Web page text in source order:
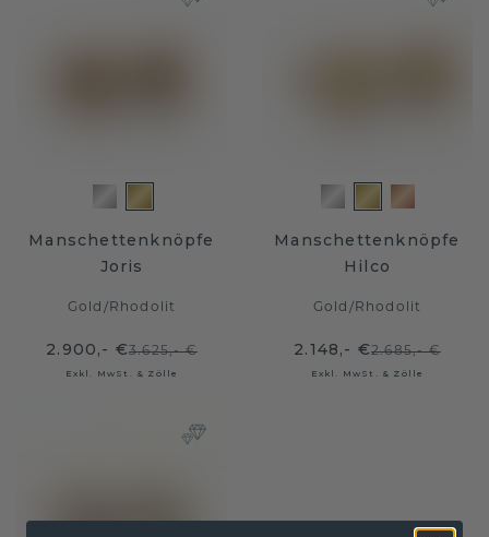
Manschettenknöpfe
Joris
Gold / Rhodolit
2.900,- €3.625,- €
Exkl. MwSt. & Zölle
Manschettenknöpfe
Hilco
Gold / Rhodolit
2.148,- €2.685,- €
Exkl. MwSt. & Zölle